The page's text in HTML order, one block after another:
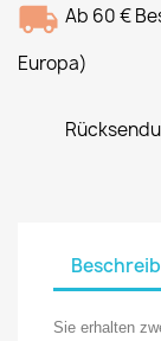
Ab 60 €
Europa)
Sie erhalten